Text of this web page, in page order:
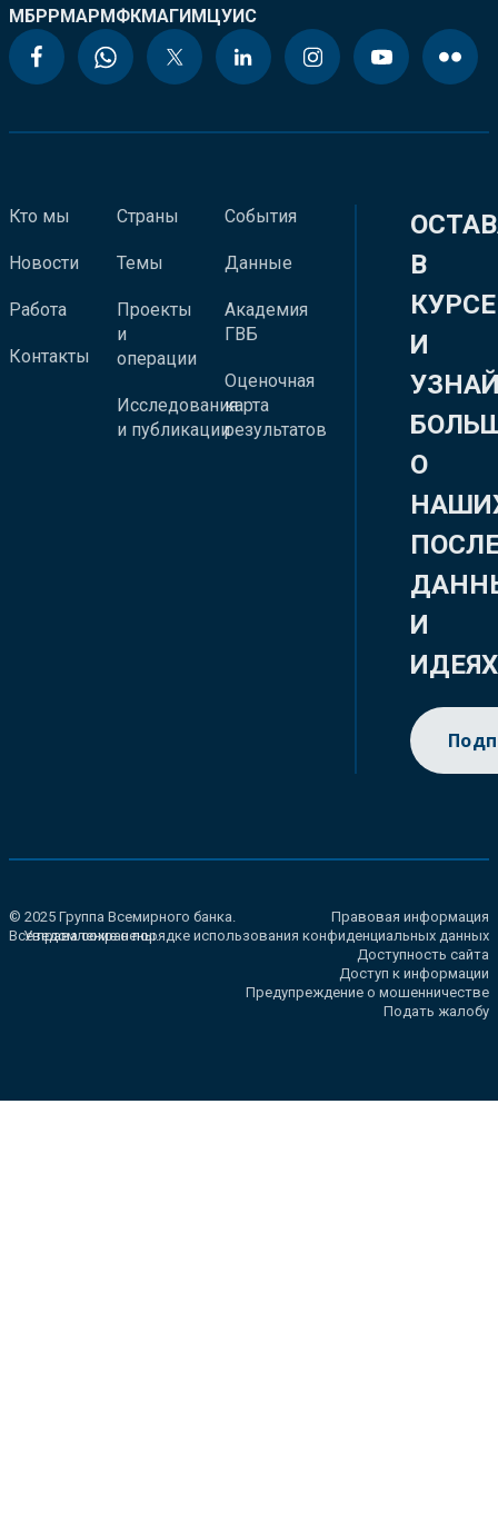
МБРРМАРМФКМАГИМЦУИС
Кто мы
Новости
Работа
Контакты
Страны
Темы
Проекты
и
операции
Исследования
и публикации
События
Данные
Академия
ГВБ
Оценочная
карта
результатов
В
КУРСЕ
И
О
И
ИДЕЯХ
© 2025 Группа Всемирного банка.
Все права сохранены.
Правовая информация
Уведомление о порядке использования конфиденциальных данных
Доступность сайта
Доступ к информации
Предупреждение о мошенничестве
Подать жалобу